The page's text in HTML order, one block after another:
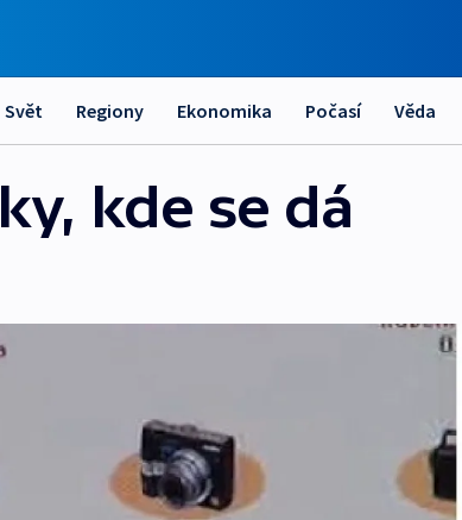
Svět Regiony Ekonomika Počasí Věda
kde se dá